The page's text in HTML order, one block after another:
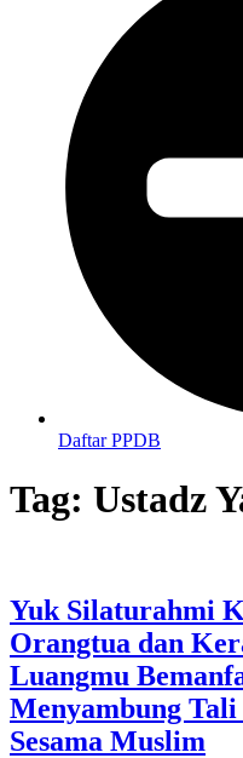
Daftar PPDB
Tag: Ustadz
Yuk Silaturahmi
Orangtua dan
Luangmu
Menyambung
Sesama Muslim